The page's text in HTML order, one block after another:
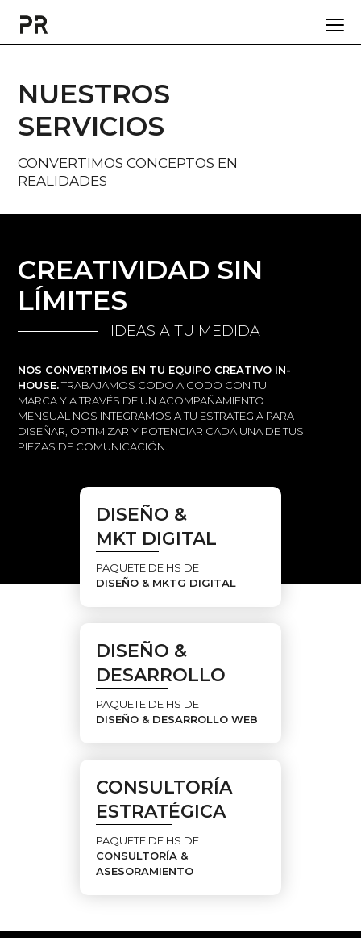
NUESTROS
SERVICIOS
CONVERTIMOS CONCEPTOS EN
REALIDADES
CREATIVIDAD SIN
LÍMITES
IDEAS A TU MEDIDA
NOS CONVERTIMOS EN TU EQUIPO CREATIVO IN-
HOUSE.TRABAJAMOS CODO A CODO CON TU
MARCA Y A TRAVÉS DE UN ACOMPAÑAMIENTO
MENSUAL NOS INTEGRAMOS A TU ESTRATEGIA PARA
DISEÑAR, OPTIMIZAR Y POTENCIAR CADA UNA DE TUS
PIEZAS DE COMUNICACIÓN.
DISEÑO &
MKT DIGITAL
PAQUETE DE HS DE
DISEÑO & MKTG DIGITAL
DISEÑO &
DESARROLLO
PAQUETE DE HS DE
DISEÑO & DESARROLLO WEB
CONSULTORÍA
ESTRATÉGICA
PAQUETE DE HS DE
CONSULTORÍA &
ASESORAMIENTO